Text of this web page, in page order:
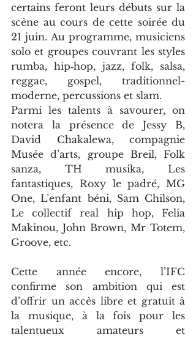
certains feront leurs débuts sur la
scène au cours de cette soirée du
21 juin. Au programme, musiciens
solo et groupes couvrant les styles
rumba, hip‑hop, jazz, folk, salsa,
reggae, gospel, traditionnel-
moderne, percussions et slam.
Parmi les talents à savourer, on
notera la présence de Jessy B,
David Chakalewa, compagnie
Musée d’arts, groupe Breil, Folk
sanza, TH musika, Les
fantastiques, Roxy le padré, MG
One, L’enfant béni, Sam Chilson,
Le collectif real hip hop, Felia
Makinou, John Brown, Mr Totem,
Groove, etc.
Cette année encore, l’IFC
confirme son ambition qui est
d’offrir un accès libre et gratuit à
la musique, à la fois pour les
talentueux amateurs et